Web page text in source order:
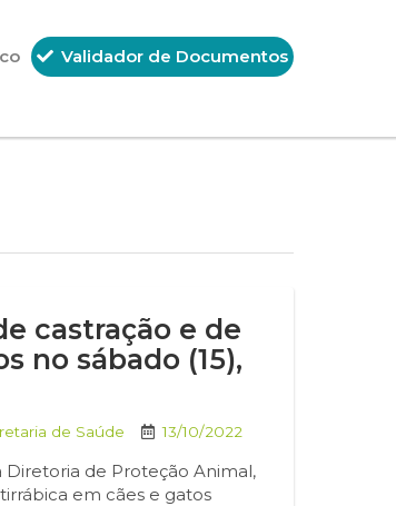
Validador de Documentos
castração e de
no sábado (15),
de Saúde 13/10/2022
Diretoria de Proteção Animal,
em cães e gatos